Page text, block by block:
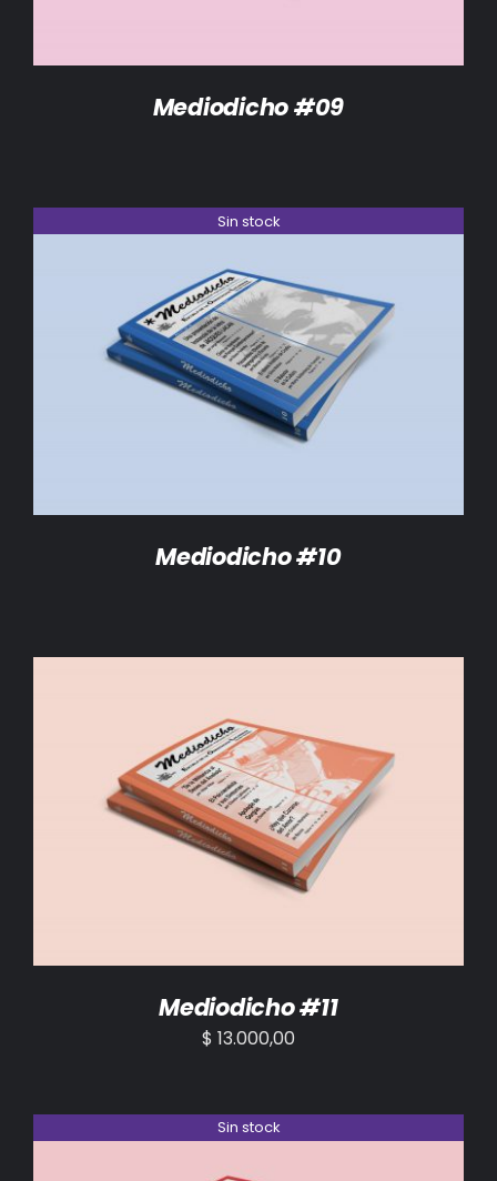
Mediodicho #09
Sin stock
DETALLES
Mediodicho #10
AÑADIR AL CARRITO / DETALLES
Mediodicho #11
$ 13.000,00
Sin stock